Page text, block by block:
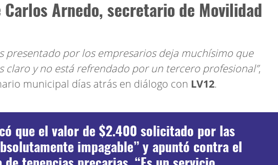
Carlos Arnedo, secretario de Movilidad
presentado por los empresarios deja muchísimo que
claro y no está refrendado por un tercero profesional”,
municipal días atrás en diálogo con LV12.
que el valor de $2.400 solicitado por las
impagable” y apuntó contra el